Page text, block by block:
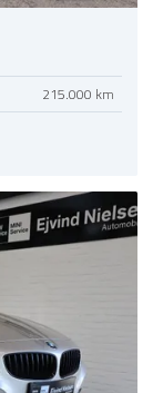
215.000 km